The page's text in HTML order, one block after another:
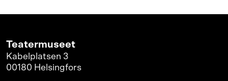
Teatermuseet
Kabelplatsen 3
00180 Helsingfors